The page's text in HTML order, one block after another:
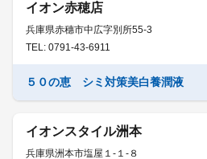
イオン赤穂店
兵庫県赤穗市中広字別所55-3
TEL: 0791-43-6911
５０の恵 シミ対策美白養潤液
イオンスタイル洲本
兵庫県洲本市塩屋１-１-８